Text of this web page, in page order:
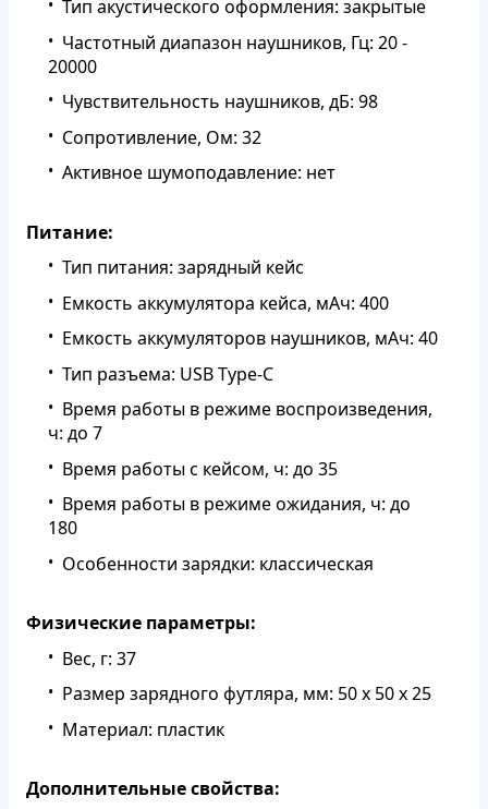
Тип акустического оформления: закрытые
Частотный диапазон наушников, Гц: 20 -
20000
Чувствительность наушников, дБ: 98
Сопротивление, Ом: 32
Активное шумоподавление: нет
Питание:
Тип питания: зарядный кейс
Емкость аккумулятора кейса, мАч: 400
Емкость аккумуляторов наушников, мАч: 40
Тип разъема: USB Type-C
Время работы в режиме воспроизведения,
ч: до 7
Время работы с кейсом, ч: до 35
Время работы в режиме ожидания, ч: до
180
Особенности зарядки: классическая
Физические параметры:
Вес, г: 37
Размер зарядного футляра, мм: 50 x 50 x 25
Материал: пластик
Дополнительные свойства: